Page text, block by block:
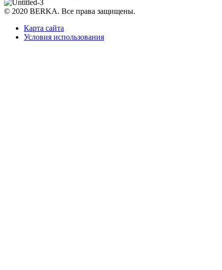
© 2020 BERKA. Все права защищены.
Карта сайта
Условия использования